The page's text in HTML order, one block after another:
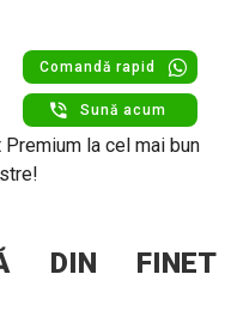
Comandă rapid
Sună acum
la cel mai bun
DIN FINET